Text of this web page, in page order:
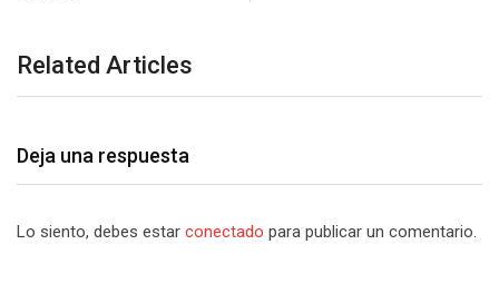
Related Articles
Deja una respuesta
Lo siento, debes estar conectado para publicar un comentario.